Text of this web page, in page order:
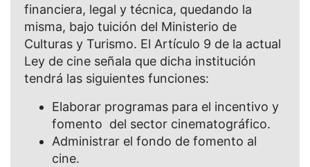
financiera, legal y técnica, quedando la
misma, bajo tuición del Ministerio de
Culturas y Turismo. El Artículo 9 de la actual
Ley de cine señala que dicha institución
tendrá las siguientes funciones:
Elaborar programas para el incentivo y
fomento del sector cinematográfico.
Administrar el fondo de fomento al
cine.